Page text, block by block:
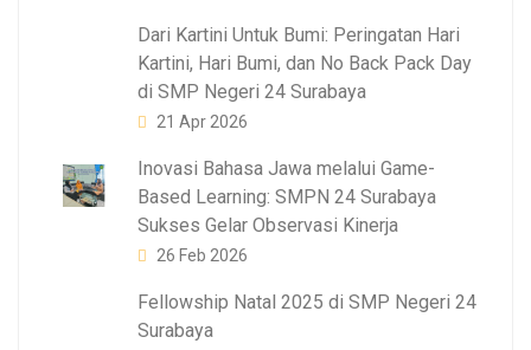
Dari Kartini Untuk Bumi: Peringatan Hari
Kartini, Hari Bumi, dan No Back Pack Day
di SMP Negeri 24 Surabaya
21 Apr 2026
Inovasi Bahasa Jawa melalui Game-
Based Learning: SMPN 24 Surabaya
Sukses Gelar Observasi Kinerja
26 Feb 2026
Fellowship Natal 2025 di SMP Negeri 24
Surabaya